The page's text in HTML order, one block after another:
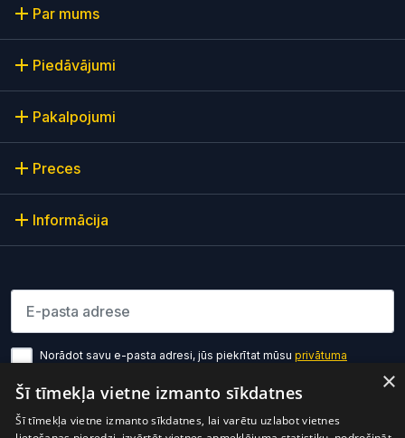
Par mums
Piedāvājumi
Pakalpojumi
Preces
Informācija
Lūdzu ievadiet e-pasta adresi
Norādot savu e-pasta adresi, jūs piekrītat mūsu privātuma
Pierakstīties
×
Šī tīmekļa vietne izmanto sīkdatnes
Šī tīmekļa vietne izmanto sīkdatnes, lai varētu uzlabot vietnes